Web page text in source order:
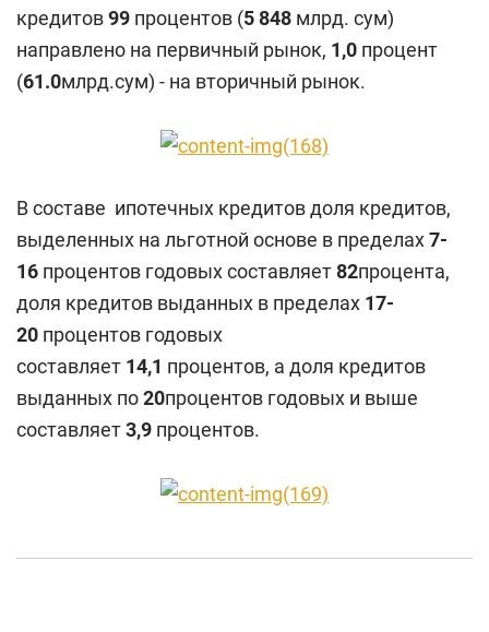
кредитов99 процентов (5 848 млрд. сум)
направлено на первичный рынок, 1,0 процент
(61.0млрд.сум) - на вторичный рынок.
В составе ипотечных кредитов доля кредитов,
выделенных на льготной основе в пределах7-
16 процентов годовых составляет82процента,
доля кредитов выданных в пределах 17-
20 процентов годовых
составляет 14,1 процентов, а доля кредитов
выданных по20процентов годовых и выше
составляет3,9 процентов.